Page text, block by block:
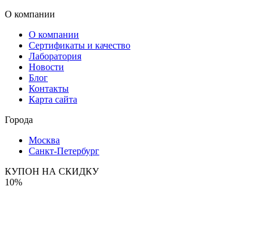
О компании
О компании
Сертификаты и качество
Лаборатория
Новости
Блог
Контакты
Карта сайта
Города
Москва
Санкт-Петербург
КУПОН НА СКИДКУ
10%